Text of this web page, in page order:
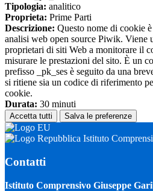
Tipologia: analitico
Proprieta: Prime Parti
Descrizione: Questo nome di cookie
analisi web open source Piwik. Viene
proprietari di siti Web a monitorare il
misurare le prestazioni del sito. È un
prefisso _pk_ses è seguito da una
si ritiene sia un codice di riferimento
cookie.
Durata: 30 minuti
Accetta tutti Salva le preferenze
Istituto
Contatti
Istituto Comprensivo Giuseppe